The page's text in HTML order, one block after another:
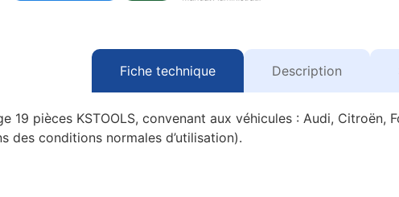
Fiche technique Description
19 pièces KSTOOLS, convenant aux véhicules : Audi, Citroën,
des conditions normales d’utilisation).